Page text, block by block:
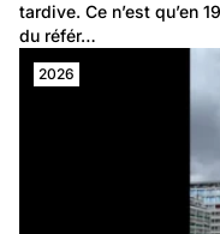
tardive. Ce n’est qu’en
du référ…
2026